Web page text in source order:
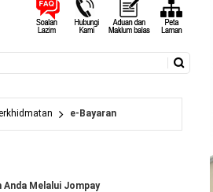
e-Bayaran
Anda Melalui Jompay